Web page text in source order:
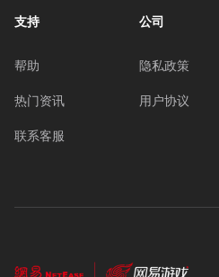
支持
帮助
热门资讯
联系客服
公司
隐私政策
用户协议